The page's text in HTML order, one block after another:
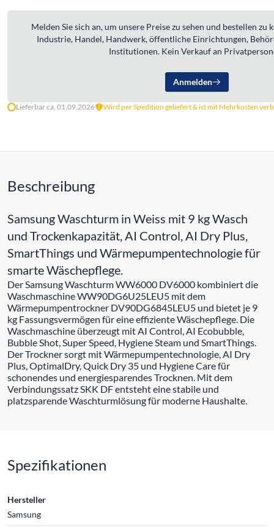
Melden Sie sich an, um unsere Preise zu sehen und bestellen zu
Industrie, Handel, Handwerk, öffentliche Einrichtungen,
Institutionen. Kein Verkauf an
Anmelden
Lieferbar ca. 01.09.2026 Wird per Spedition geliefert & ist mit Mehrkosten
Beschreibung
Samsung Waschturm in Weiss mit 9 kg Wasch
und Trockenkapazität, AI Control, AI Dry Plus,
SmartThings und Wärmepumpentechnologie für
smarte Wäschepflege.
Der Samsung Waschturm WW6000 DV6000 kombiniert die
Waschmaschine WW90DG6U25LEU5 mit dem
Wärmepumpentrockner DV90DG6845LEU5 und bietet je 9
kg Fassungsvermögen für eine effiziente Wäschepflege. Die
Waschmaschine überzeugt mit AI Control, AI Ecobubble,
Bubble Shot, Super Speed, Hygiene Steam und SmartThings.
Der Trockner sorgt mit Wärmepumpentechnologie, AI Dry
Plus, OptimalDry, Quick Dry 35 und Hygiene Care für
schonendes und energiesparendes Trocknen. Mit dem
Verbindungssatz SKK DF entsteht eine stabile und
platzsparende Waschturmlösung für moderne Haushalte.
Spezifikationen
Hersteller
Samsung